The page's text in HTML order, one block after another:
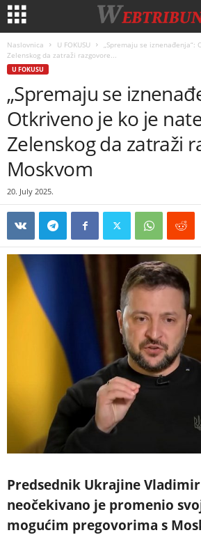
Naslovnica U FOKUSU
„Spremaju se
Zelenskog da zatraži razgovore...
U FOKUSU
„Spremaju se
Otkriveno je ko je
Zelenskog da zatraži
Moskvom
20. July 2025.
Predsednik Ukrajine
neočekivano je promenio
mogućim pregovorima s